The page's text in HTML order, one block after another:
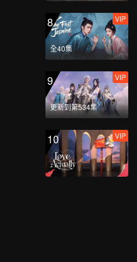
8
全40集
VIP
9
更新到第534集
VIP
10 VIP